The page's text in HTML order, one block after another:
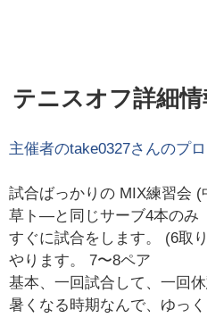
テニスオフ詳細情
主催者のtake0327さんのプ
試合ばっかりの MIX練習会 (
草ト―と同じサーブ4本のみ
すぐに試合をします。 (6取
やります。 7〜8ペア
基本、一回試合して、一回
暑くなる時期なんで、ゆっく